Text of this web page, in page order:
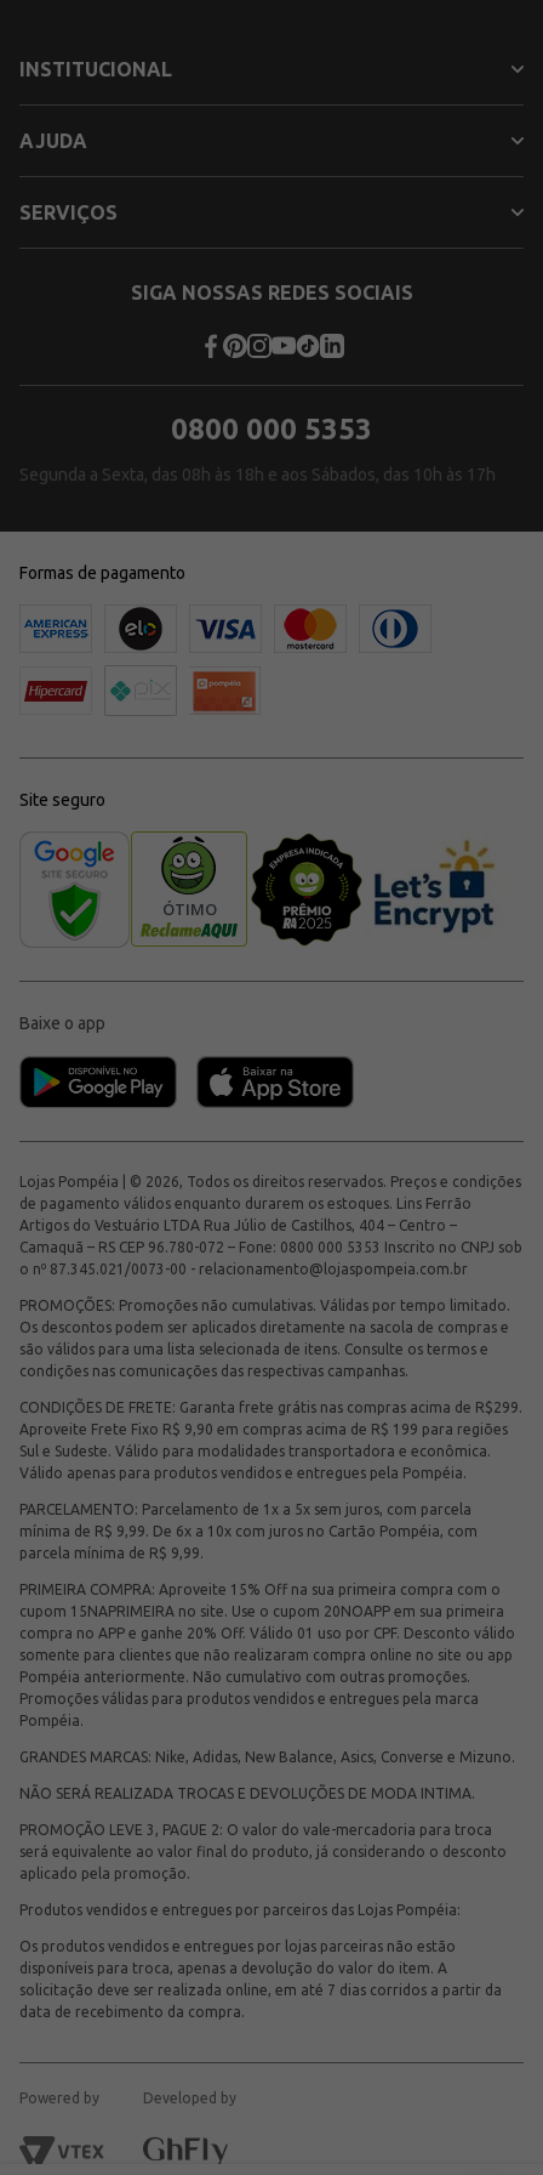
INSTITUCIONAL
AJUDA
SERVIÇOS
SIGA NOSSAS REDES SOCIAIS
0800 000 5353
Segunda a Sexta, das 08h às 18h e aos Sábados, das 10h às 17h
Formas de pagamento
Site seguro
Baixe o app
Lojas Pompéia | © 2026, Todos os direitos reservados. Preços e condições
de pagamento válidos enquanto durarem os estoques. Lins Ferrão
Artigos do Vestuário LTDA Rua Júlio de Castilhos, 404 – Centro –
Camaquã – RS CEP 96.780-072 – Fone: 0800 000 5353 Inscrito no CNPJ sob
o nº 87.345.021/0073-00 - relacionamento@lojaspompeia.com.br
PROMOÇÕES: Promoções não cumulativas. Válidas por tempo limitado.
Os descontos podem ser aplicados diretamente na sacola de compras e
são válidos para uma lista selecionada de itens. Consulte os termos e
condições nas comunicações das respectivas campanhas.
CONDIÇÕES DE FRETE: Garanta frete grátis nas compras acima de R$299.
Aproveite Frete Fixo R$ 9,90 em compras acima de R$ 199 para regiões
Sul e Sudeste. Válido para modalidades transportadora e econômica.
Válido apenas para produtos vendidos e entregues pela Pompéia.
PARCELAMENTO: Parcelamento de 1x a 5x sem juros, com parcela
mínima de R$ 9,99. De 6x a 10x com juros no Cartão Pompéia, com
parcela mínima de R$ 9,99.
PRIMEIRA COMPRA: Aproveite 15% Off na sua primeira compra com o
cupom 15NAPRIMEIRA no site. Use o cupom 20NOAPP em sua primeira
compra no APP e ganhe 20% Off. Válido 01 uso por CPF. Desconto válido
somente para clientes que não realizaram compra online no site ou app
Pompéia anteriormente. Não cumulativo com outras promoções.
Promoções válidas para produtos vendidos e entregues pela marca
Pompéia.
GRANDES MARCAS: Nike, Adidas, New Balance, Asics, Converse e Mizuno.
NÃO SERÁ REALIZADA TROCAS E DEVOLUÇÕES DE MODA INTIMA.
PROMOÇÃO LEVE 3, PAGUE 2: O valor do vale-mercadoria para troca
será equivalente ao valor final do produto, já considerando o desconto
aplicado pela promoção.
Produtos vendidos e entregues por parceiros das Lojas Pompéia:
Os produtos vendidos e entregues por lojas parceiras não estão
disponíveis para troca, apenas a devolução do valor do item. A
solicitação deve ser realizada online, em até 7 dias corridos a partir da
data de recebimento da compra.
Powered by Developed by